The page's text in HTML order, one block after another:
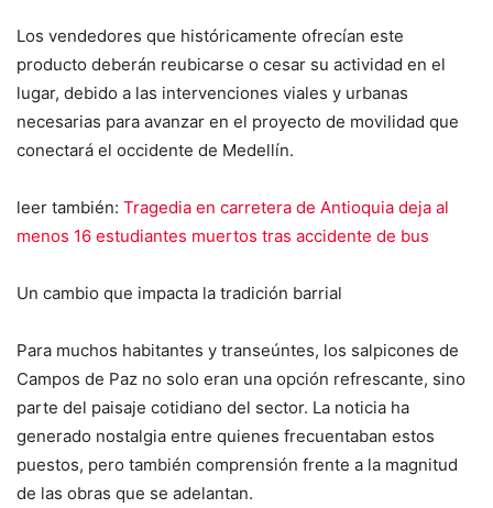
Los vendedores que históricamente ofrecían este
producto deberán reubicarse o cesar su actividad en el
lugar, debido a las intervenciones viales y urbanas
necesarias para avanzar en el proyecto de movilidad que
conectará el occidente de Medellín.
leer también: Tragedia en carretera de Antioquia deja al
menos 16 estudiantes muertos tras accidente de bus
Un cambio que impacta la tradición barrial
Para muchos habitantes y transeúntes, los salpicones de
Campos de Paz no solo eran una opción refrescante, sino
parte del paisaje cotidiano del sector. La noticia ha
generado nostalgia entre quienes frecuentaban estos
puestos, pero también comprensión frente a la magnitud
de las obras que se adelantan.